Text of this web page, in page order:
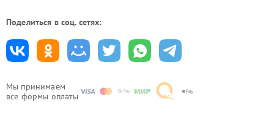
Мы принимаем
все формы оплаты
Поделиться в соц. сетях: